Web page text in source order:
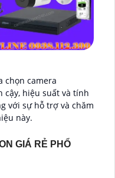
chọn camera
cậy, hiệu suất và tính
với sự hỗ trợ và chăm
này.
GIÁ RẺ PHỔ